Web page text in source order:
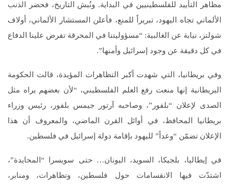
مظاهر التأييد للفلسطينيين في البداية. ونُبش التاريخ، فحضر الذنب
الألماني تجاه اليهود، تبريراً للمنع، فأعلن المستشار الألماني، أولاف
شولتز، نيابة عن الغالبية: “مسؤوليتنا في المحرقة تفرض علينا الدفاع
في كل دقيقة عن وجود إسرائيل وأمنها”.
وفي بريطانيا، التي شهدت أكبر التظاهرات المؤيدة، قالت الحكومة
البريطانية إنها منعت رفع العلم الفلسطيني، “لأن بعضهم يراه مثل
الصدى لإعلان “بلفور”، وصاحبه آرتور جيمس بلفور، رئيس وزراء
بريطانيا المحافظ، في أوائل القرن الماضي، والمعروف أن هذا
الإعلان تضمّن “وعداً” لليهود بإقامة دولة إسرائيل في فلسطين.
في إيطاليا، بلجيكا، السويد، اليونان… حتى سويسرا “المحايدة”،
اشتدّت فيها الانقسامات حول فلسطين، وتظاهرات، ومنابر،